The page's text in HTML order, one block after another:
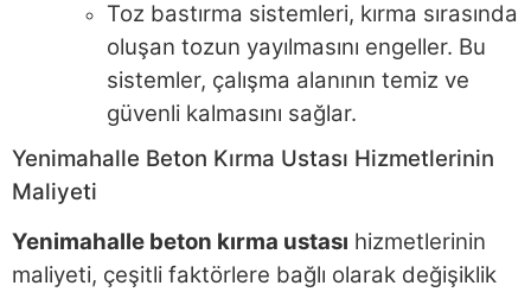
Toz bastırma sistemleri, kırma sırasında
oluşan tozun yayılmasını engeller. Bu
sistemler, çalışma alanının temiz ve
güvenli kalmasını sağlar.
Yenimahalle Beton Kırma Ustası Hizmetlerinin
Maliyeti
Yenimahalle beton kırma ustası hizmetlerinin
maliyeti, çeşitli faktörlere bağlı olarak değişiklik